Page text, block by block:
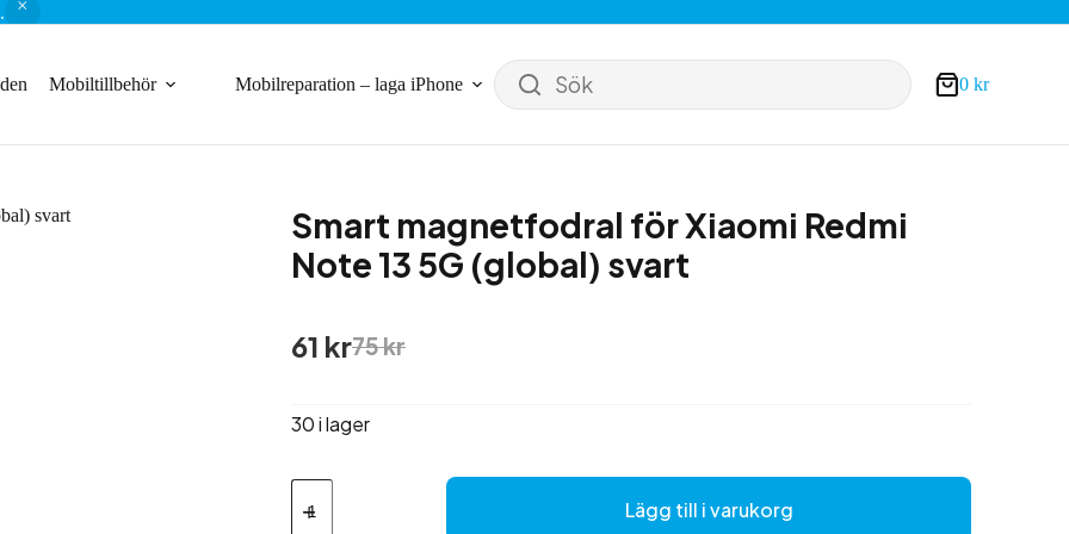
Mobiltillbehör Mobilreparation – laga iPhone Sök Varukorg
0 kr
Smart magnetfodral för Xiaomi Redmi
Note 13 5G (global) svart
75kr
Det
ursprungliga
var:
61 krDet
nuvarande
är:
30 i lager
Smart
magnetfodral
Lägg till i varukorg